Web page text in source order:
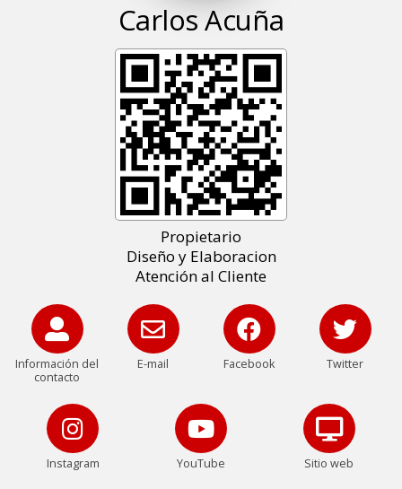
CarlosAcuña
Propietario
Diseño y Elaboracion
Atención al Cliente
Información del
contacto
E-mail Facebook Twitter
Instagram YouTube Sitio web